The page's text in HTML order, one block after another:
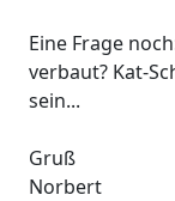
Eine Frage
verbaut? Kat-
sein...
Gruß
Norbert